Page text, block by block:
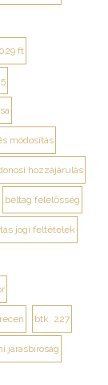
ft
módosítás
hozzájárulás
beltag felelősség
jogi feltételek
btk. 227
járásbíróság